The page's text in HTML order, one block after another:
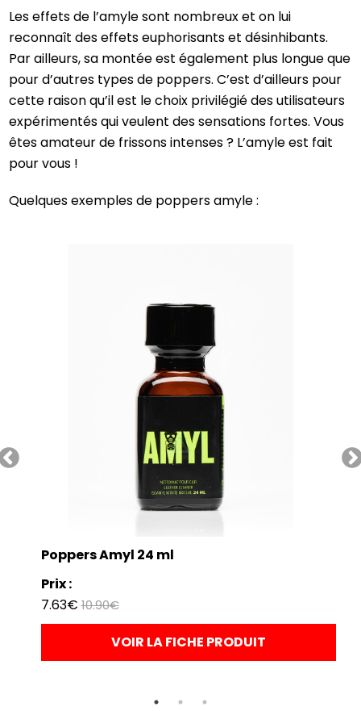
Les effets de l’amyle sont nombreux et on lui
reconnaît des effets euphorisants et désinhibants.
Par ailleurs, sa montée est également plus longue que
pour d’autres types de poppers. C’est d’ailleurs pour
cette raison qu’il est le choix privilégié des utilisateurs
expérimentés qui veulent des sensations fortes. Vous
êtes amateur de frissons intenses ? L’amyle est fait
pour vous !
Quelques exemples de poppers amyle :
Poppers Amyl 24 ml
Prix :
7.63€10.90€
VOIR LA FICHE PRODUIT